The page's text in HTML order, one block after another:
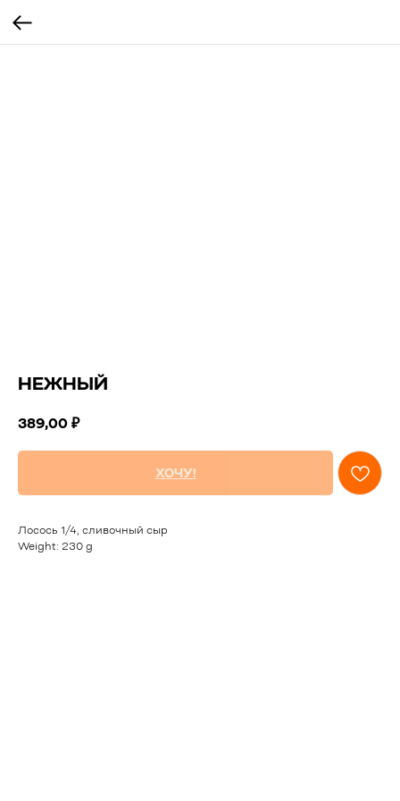
НЕЖНЫЙ
389,00 ₽
ХОЧУ!
Лосось 1/4, сливочный сыр
Weight: 230 g